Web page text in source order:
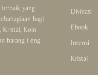
yang
bagi
Kristal, Koin
barang Feng
Divinasi
Ebook
Intensi
Kristal